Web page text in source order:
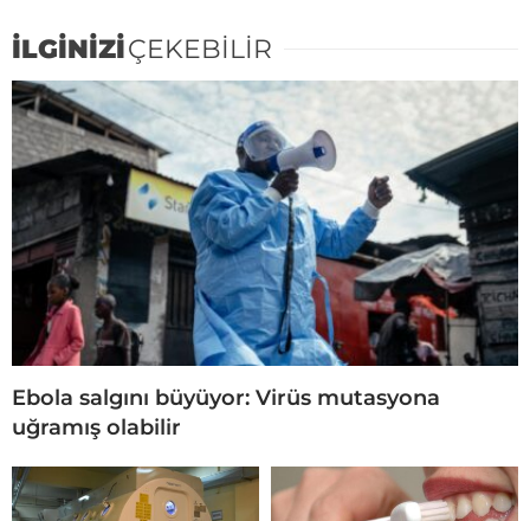
İLGİNİZİÇEKEBİLİR
Ebola salgını büyüyor: Virüs mutasyona
uğramış olabilir